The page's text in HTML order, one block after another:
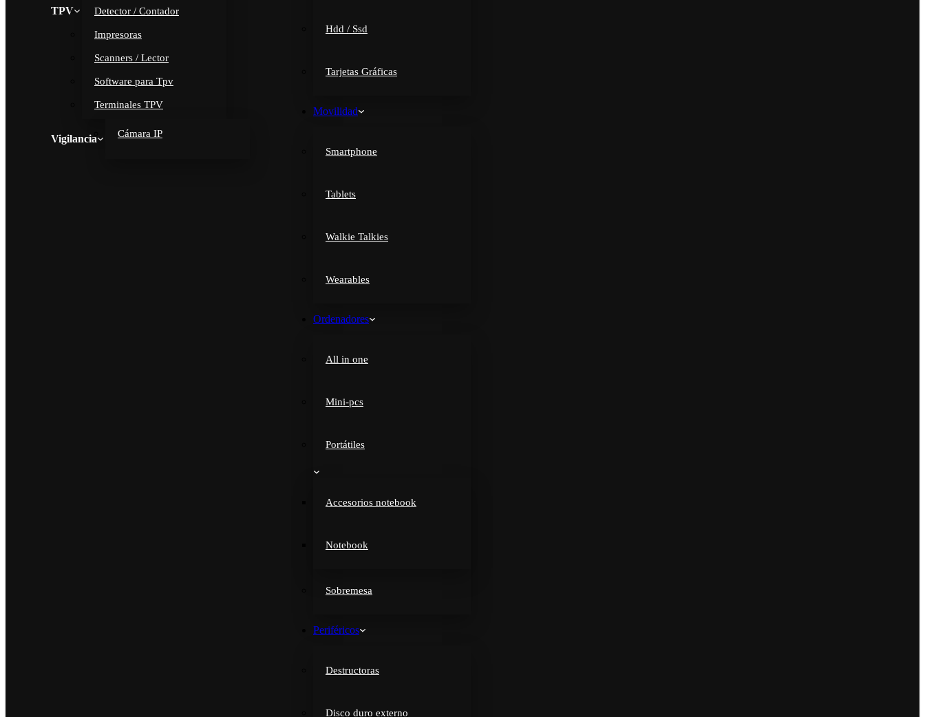
TPV Detector / Contador
Impresoras
Scanners / Lector
Software para Tpv
Terminales TPV
Vigilancia Cámara IP
Hdd / Ssd
Tarjetas Gráficas
Movilidad
Smartphone
Tablets
Walkie Talkies
Wearables
Ordenadores
All in one
Mini-pcs
Portátiles
Accesorios notebook
Notebook
Sobremesa
Periféricos
Destructoras
Disco duro externo